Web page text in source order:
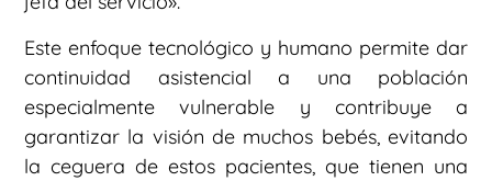
Este enfoque tecnológico y humano permite dar
continuidad asistencial a una población
especialmente vulnerable y contribuye a
garantizar la visión de muchos bebés, evitando
la ceguera de estos pacientes, que tienen una